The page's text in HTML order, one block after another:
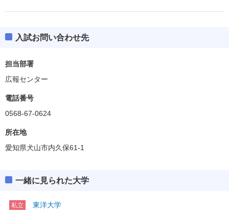
入試お問い合わせ先
担当部署
広報センター
電話番号
0568-67-0624
所在地
愛知県犬山市内久保61-1
一緒に見られた大学
私立 東洋大学